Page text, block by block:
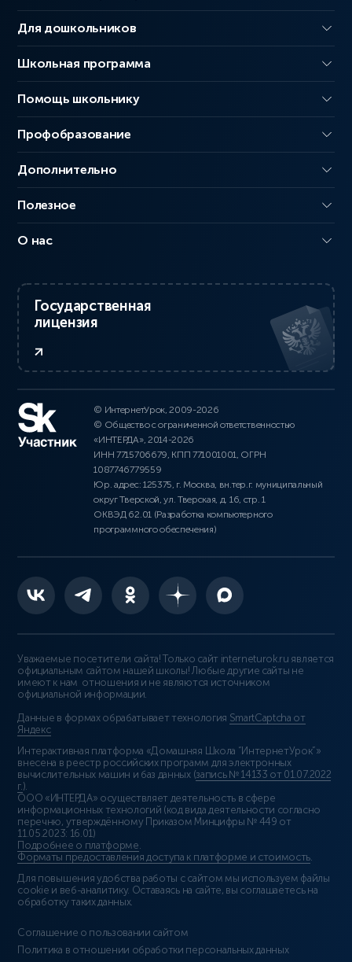
Для дошкольников
Школьная программа
Помощь школьнику
Профобразование
Дополнительно
Полезное
О нас
Государственная
лицензия
© ИнтернетУрок, 2009-2026
© Общество с ограниченной ответственностью
«ИНТЕРДА», 2014-2026
ИНН 7715706679, КПП 771001001, ОГРН
1087746779559
Юр. адрес: 125375, г. Москва, вн.тер.г. муниципальный
округ Тверской, ул. Тверская, д. 16, стр. 1
ОКВЭД 62.01 (Разработка компьютерного
программного обеспечения)
Уважаемые посетители сайта! Только сайт interneturok.ru является
официальным сайтом нашей школы! Любые другие сайты не
имеют к нам отношения и не являются источником
официальной информации.
Данные в формах обрабатывает технология SmartCaptcha от
Яндекс
Интерактивная платформа «Домашняя Школа “ИнтернетУрок”»
внесена в реестр российских программ для электронных
вычислительных машин и баз данных (запись № 14133 от 01.07.2022
г. ).
ООО «ИНТЕРДА» осуществляет деятельность в сфере
информационных технологий (код вида деятельности согласно
перечню, утверждённому Приказом Минцифры № 449 от
11.05.2023: 16.01)
Подробнее о платформе
Форматы предоставления доступа к платформе и стоимость
Для повышения удобства работы с сайтом мы используем файлы
cookie и веб-аналитику. Оставаясь на сайте, вы соглашаетесь на
обработку таких данных.
Соглашение о пользовании сайтом
Политика в отношении обработки персональных данных